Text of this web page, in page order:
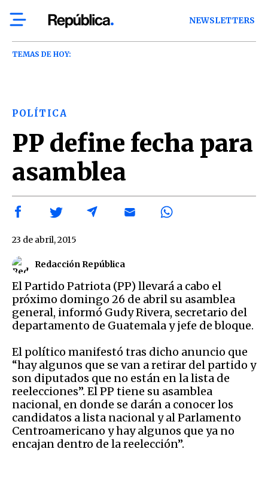
NEWSLETTERS
TEMAS DE HOY:
POLÍTICA
PP define fecha para
asamblea
Redacción República
23 de abril, 2015
El Partido Patriota (PP) llevará a cabo el
próximo domingo 26 de abril su asamblea
general, informó Gudy Rivera, secretario del
departamento de Guatemala y jefe de bloque.
El político manifestó tras dicho anuncio que
“hay algunos que se van a retirar del partido y
son diputados que no están en la lista de
reelecciones”. El PP tiene su asamblea
nacional, en donde se darán a conocer los
candidatos a lista nacional y al Parlamento
Centroamericano y hay algunos que ya no
encajan dentro de la reelección”.